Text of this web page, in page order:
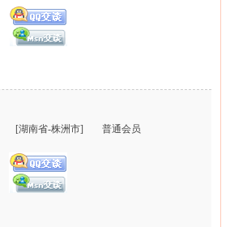
[湖南省-株洲市] 普通会员